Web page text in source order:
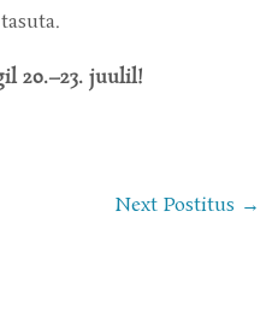
20.–23. juulil!
Next Postitus →